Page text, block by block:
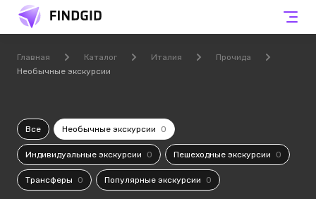
Главная Каталог Италия
Прочида
Необычные экскурсии
Все Необычные экскурсии 0
Индивидуальные экскурсии 0 Пешеходные экскурсии 0
Трансферы 0 Популярные экскурсии 0